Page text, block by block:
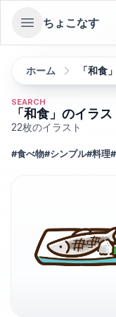
Open sidebar
ちょこなす
ホーム 「和食
SEARCH
「和食」のイラ
22枚のイラスト
#食べ物#シンプル#料理#